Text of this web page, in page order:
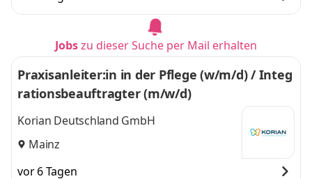
Jobszu dieser Suche per Mail erhalten
Praxisanleiter:in in der Pflege (w/m/d) / Integ
rationsbeauftragter (m/w/d)
Korian Deutschland GmbH
Mainz
vor 6 Tagen